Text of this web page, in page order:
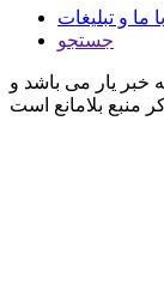
ما و تبلیغات
جستجو
خبر یار می باشد و